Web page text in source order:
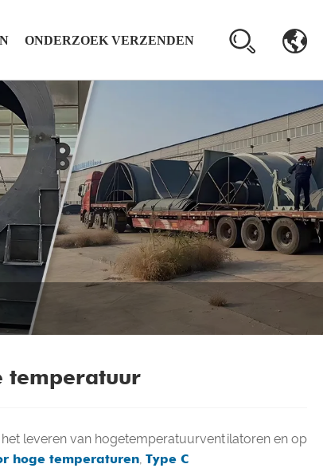
ONDERZOEK VERZENDEN
temperatuur
leveren van hogetemperatuurventilatoren en op
hoge temperaturen, Type C